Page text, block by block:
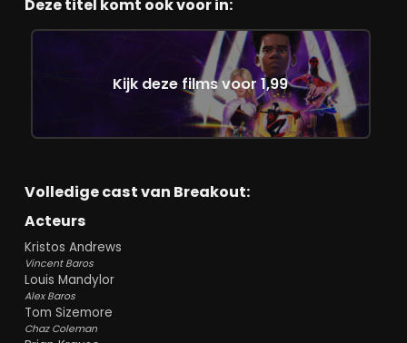
Deze titel komt ook voor in:
Kijk deze films voor 1,99
Volledige cast van Breakout:
Acteurs
Kristos Andrews
Vincent Baros
Louis Mandylor
Alex Baros
Tom Sizemore
Chaz Coleman